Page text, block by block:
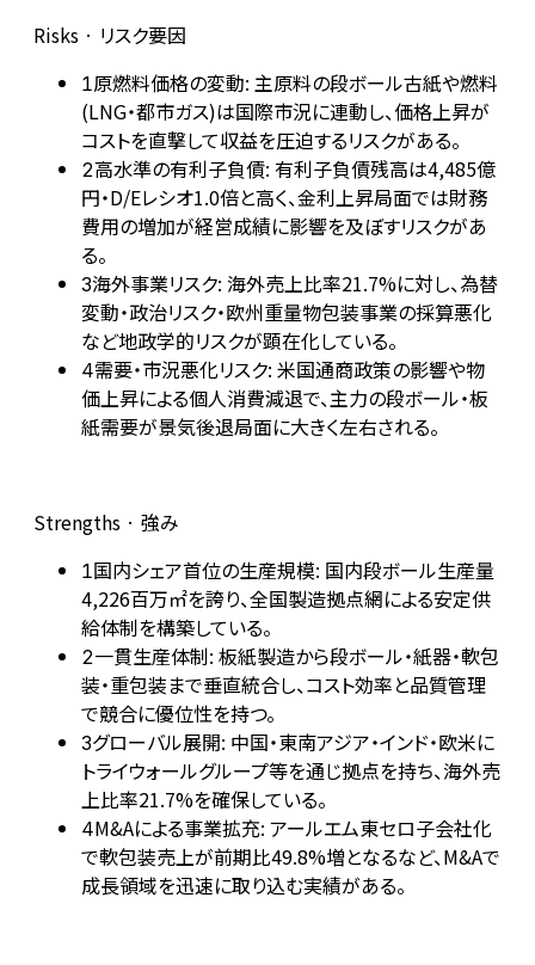
Risks · リスク要因
1原燃料価格の変動: 主原料の段ボール古紙や燃料
(LNG・都市ガス)は国際市況に連動し、価格上昇が
コストを直撃して収益を圧迫するリスクがある。
2高水準の有利子負債: 有利子負債残高は4,485億
円・D/Eレシオ1.0倍と高く、金利上昇局面では財務
費用の増加が経営成績に影響を及ぼすリスクがあ
る。
3海外事業リスク: 海外売上比率21.7%に対し、為替
変動・政治リスク・欧州重量物包装事業の採算悪化
など地政学的リスクが顕在化している。
4需要・市況悪化リスク: 米国通商政策の影響や物
価上昇による個人消費減退で、主力の段ボール・板
紙需要が景気後退局面に大きく左右される。
Strengths · 強み
1国内シェア首位の生産規模: 国内段ボール生産量
4,226百万㎡を誇り、全国製造拠点網による安定供
給体制を構築している。
2一貫生産体制: 板紙製造から段ボール・紙器・軟包
装・重包装まで垂直統合し、コスト効率と品質管理
で競合に優位性を持つ。
3グローバル展開: 中国・東南アジア・インド・欧米に
トライウォールグループ等を通じ拠点を持ち、海外売
上比率21.7%を確保している。
4M&Aによる事業拡充: アールエム東セロ子会社化
で軟包装売上が前期比49.8%増となるなど、M&Aで
成長領域を迅速に取り込む実績がある。